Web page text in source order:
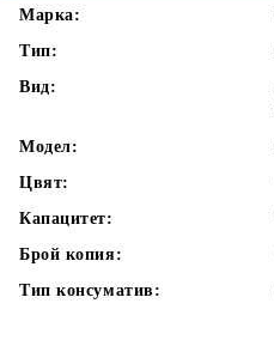
Марка:
Тип:
Вид:
Модел:
Цвят:
Капацитет:
Брой копия:
Тип консуматив: